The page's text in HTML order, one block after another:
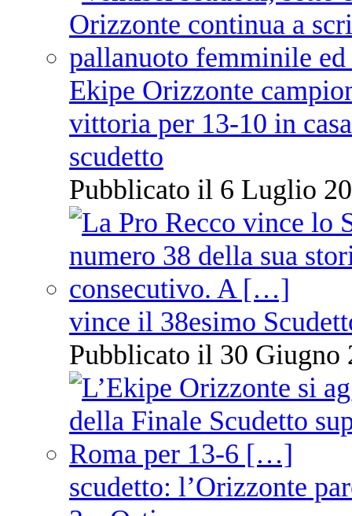
Ekipe Orizzonte
vittoria per 13-10 in
scudetto
Pubblicato il 6 Luglio
vince il 38esimo
Pubblicato il 30 Giugno
scudetto: l’Orizzonte